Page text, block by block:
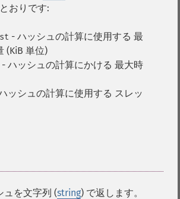
おりです:
- ハッシュの計算に使用する 最
(KiB 単位)
- ハッシュの計算にかける 最大時
ッシュの計算に使用する スレッ
ュを文字列 (string) で返します。